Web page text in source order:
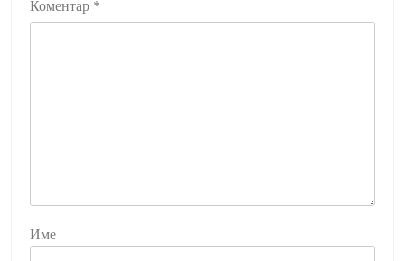
Коментар *
Име